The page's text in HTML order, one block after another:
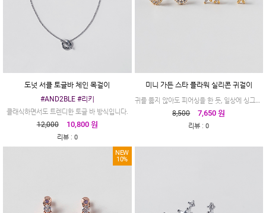
도넛 서클 토글바 체인 목걸이
#AND2BLE #리키
클래식하면서도 트렌디한 토글 바 방식입니다.
12,000 10,800 원
리뷰: 0
미니 가든 스타 플라워 실리콘 귀걸이
귀를 뚫지 않아도 피어싱을 한 듯, 일상에 싱그러움을 더하는 미니 가든
8,500
7,650 원
리뷰 :0
NEW
10%